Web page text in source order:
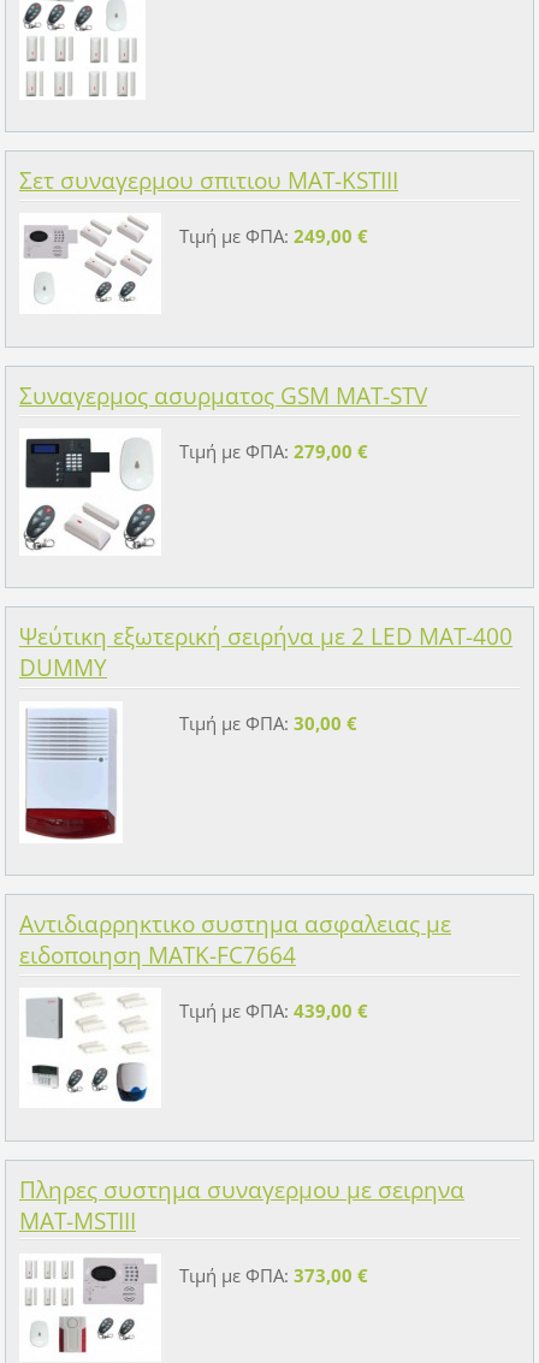
Σετ συναγερμου σπιτιου MAT-KSTIII
Τιμή με ΦΠΑ: 249,00 €
Συναγερμος ασυρματος GSM MAT-STV
Τιμή με ΦΠΑ: 279,00 €
Ψεύτικη εξωτερική σειρήνα με 2 LED MAT-400
DUMMY
Τιμή με ΦΠΑ: 30,00 €
Αντιδιαρρηκτικο συστημα ασφαλειας με
ειδοποιηση MATK-FC7664
Τιμή με ΦΠΑ: 439,00 €
Πληρες συστημα συναγερμου με σειρηνα
MAT-MSTIII
Τιμή με ΦΠΑ: 373,00 €